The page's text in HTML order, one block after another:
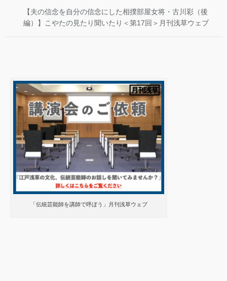
【夫の信念を自分の信念にした相撲部屋女将・古川彩（後
編）】こやたの見たり聞いたり＜第17回＞月刊浅草ウェブ
「伝統芸能師を講師で呼ぼう」月刊浅草ウェブ